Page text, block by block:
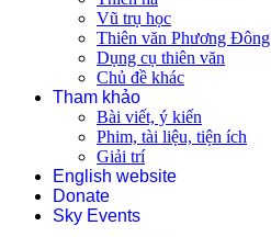
Vũ trụ học
Thiên văn Phương Đông
Dụng cụ thiên văn
Chủ đề khác
Tham khảo
Bài viết, ý kiến
Phim, tài liệu, tiện ích
Giải trí
English website
Donate
Sky Events